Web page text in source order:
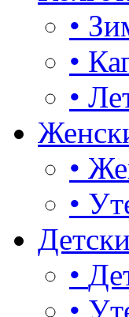
•
•
•
•
•
•
•